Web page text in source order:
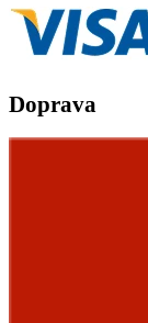
Doprava